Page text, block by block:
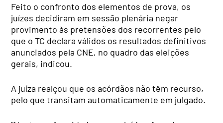
Feito o confronto dos elementos de prova, os
juízes decidiram em sessão plenária negar
provimento às pretensões dos recorrentes pelo
que o TC declara válidos os resultados definitivos
anunciados pela CNE, no quadro das eleições
gerais, indicou.
A juíza realçou que os acórdãos não têm recurso,
pelo que transitam automaticamente em julgado.